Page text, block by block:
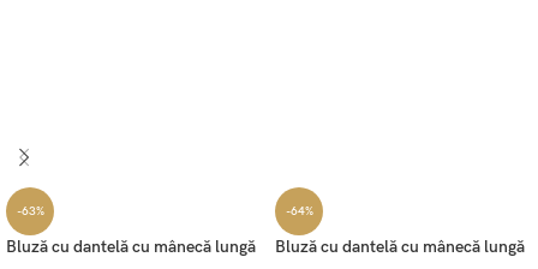
-63%
Bluză cu dantelă cu mânecă lungă
-64%
Bluză cu dantelă cu mânecă lungă